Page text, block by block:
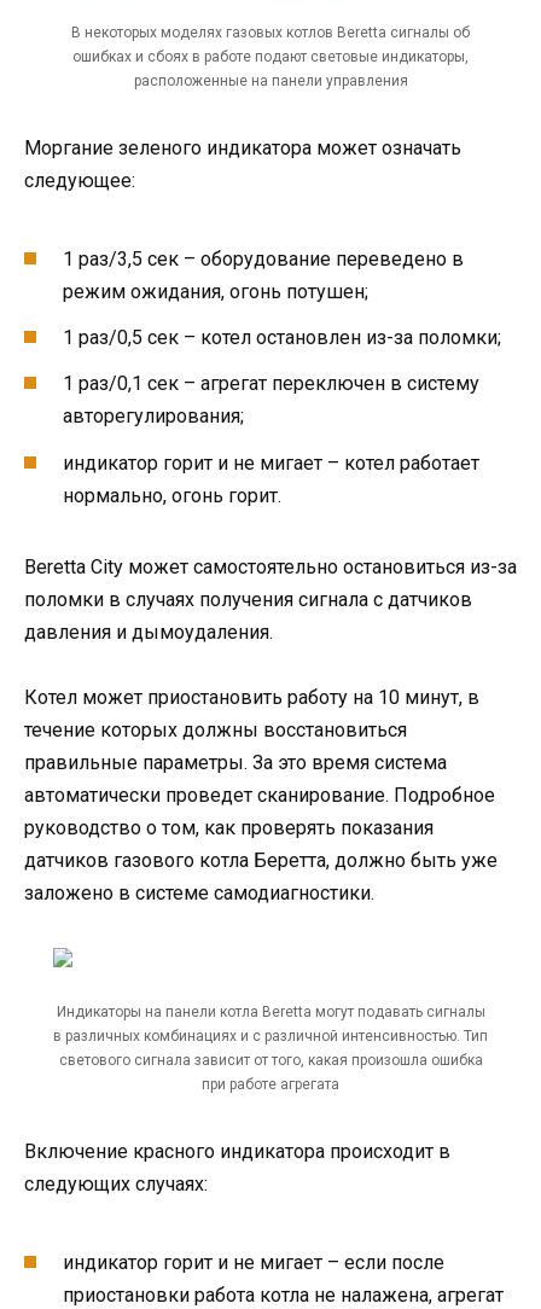
В некоторых моделях газовых котлов Beretta сигналы об
ошибках и сбоях в работе подают световые индикаторы,
расположенные на панели управления
Моргание зеленого индикатора может означать
следующее:
1 раз/3,5 сек – оборудование переведено в
режим ожидания, огонь потушен;
1 раз/0,5 сек – котел остановлен из-за поломки;
1 раз/0,1 сек – агрегат переключен в систему
авторегулирования;
индикатор горит и не мигает – котел работает
нормально, огонь горит.
Beretta City может самостоятельно остановиться из-за
поломки в случаях получения сигнала с датчиков
давления и дымоудаления.
Котел может приостановить работу на 10 минут, в
течение которых должны восстановиться
правильные параметры. За это время система
автоматически проведет сканирование. Подробное
руководство о том, как проверять показания
датчиков газового котла Беретта, должно быть уже
заложено в системе самодиагностики.
Индикаторы на панели котла Beretta могут подавать сигналы
в различных комбинациях и с различной интенсивностью. Тип
светового сигнала зависит от того, какая произошла ошибка
при работе агрегата
Включение красного индикатора происходит в
следующих случаях:
индикатор горит и не мигает – если после
приостановки работа котла не налажена, агрегат